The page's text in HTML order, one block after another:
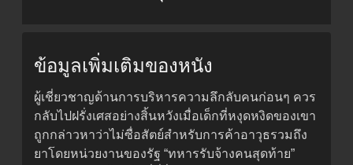
ข้อมูลเพิ่มเติมของหนัง
ผู้เชี่ยวชาญด้านการบริหารความลึกลับคนก่อนๆ ควร
กลับไปฝรั่งเศสอย่างสิ้นหวังเมื่อเด็กที่หงุดหงิดของเขา
ถูกกล่าวหาว่าไม่ซื่อสัตย์สำหรับการค้าอาวุธรวมถึง
ยาโดยหน่วยงานของรัฐ “ทหารรับจ้างคนสุดท้าย”